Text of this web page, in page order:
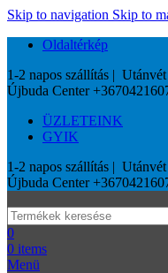
Skip to navigation Skip to
Oldaltérkép
1-2 napos szállítás |
Újbuda Center
ÜZLETEINK
GYIK
1-2 napos szállítás |
Újbuda Center
0
0 items
Menü